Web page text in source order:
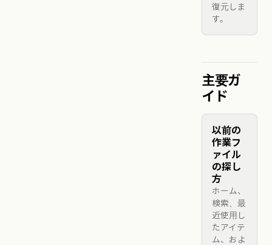
復元しま
す。
主要ガ
イド
以前の
作業フ
ァイル
の探し
方
ホーム、
検索、最
近使用し
たアイテ
ム、およ